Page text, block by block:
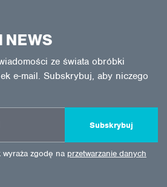
NEWS
ze świata obróbki
e-mail. Subskrybuj, aby niczego
Subskrybuj
zgodę na przetwarzanie danych